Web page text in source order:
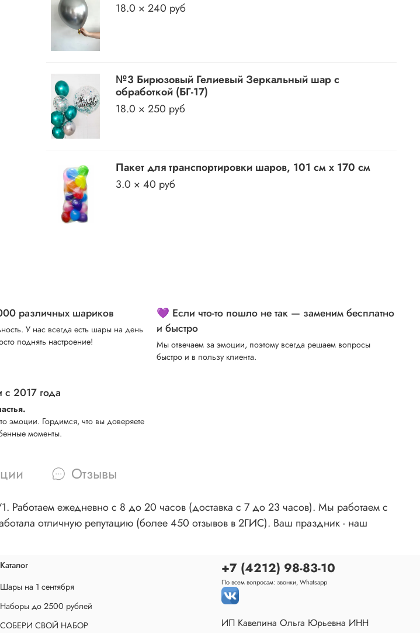
18.0 × 240 руб
№3 Бирюзовый Гелиевый Зеркальный шар с
обработкой (БГ-17)
18.0 × 250 руб
Пакет для транспортировки шаров, 101 см х 170 см
3.0 × 40 руб
различных шариков
У нас всегда есть шары на день
поднять настроение!
💜 Если что-то пошло не так — заменим бесплатно
и быстро
Мы отвечаем за эмоции, поэтому всегда решаем вопросы
быстро и в пользу клиента.
2017 года
эмоции. Гордимся, что вы доверяете
моменты.
Отзывы
Работаем ежедневно с 8 до 20 часов (доставка с 7 до 23 часов). Мы работаем с
отличную репутацию (более 450 отзывов в 2ГИС). Ваш праздник - наш
Каталог
Шары на 1 сентября
Наборы до 2500 рублей
СОБЕРИ СВОЙ НАБОР
+7 (4212) 98-83-10
По всем вопросам: звонки, Whatsapp
ИП Кавелина Ольга Юрьевна ИНН